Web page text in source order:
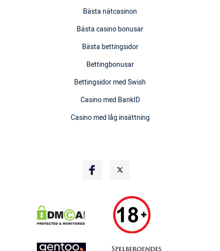
Bästa nätcasinon
Bästa casino bonusar
Bästa bettingsidor
Bettingbonusar
Bettingsidor med Swish
Casino med BankID
Casino med låg insättning